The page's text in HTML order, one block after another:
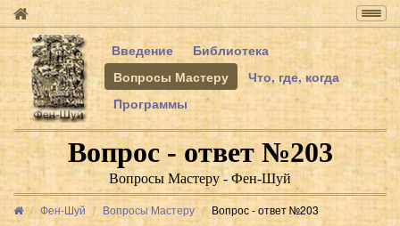
Введение
Библиотека
Вопросы Мастеру
Что, где, когда
Программы
Вопрос - ответ №203
Вопросы Мастеру - Фен-Шуй
Фен-Шуй Вопросы Мастеру Вопрос - ответ №203